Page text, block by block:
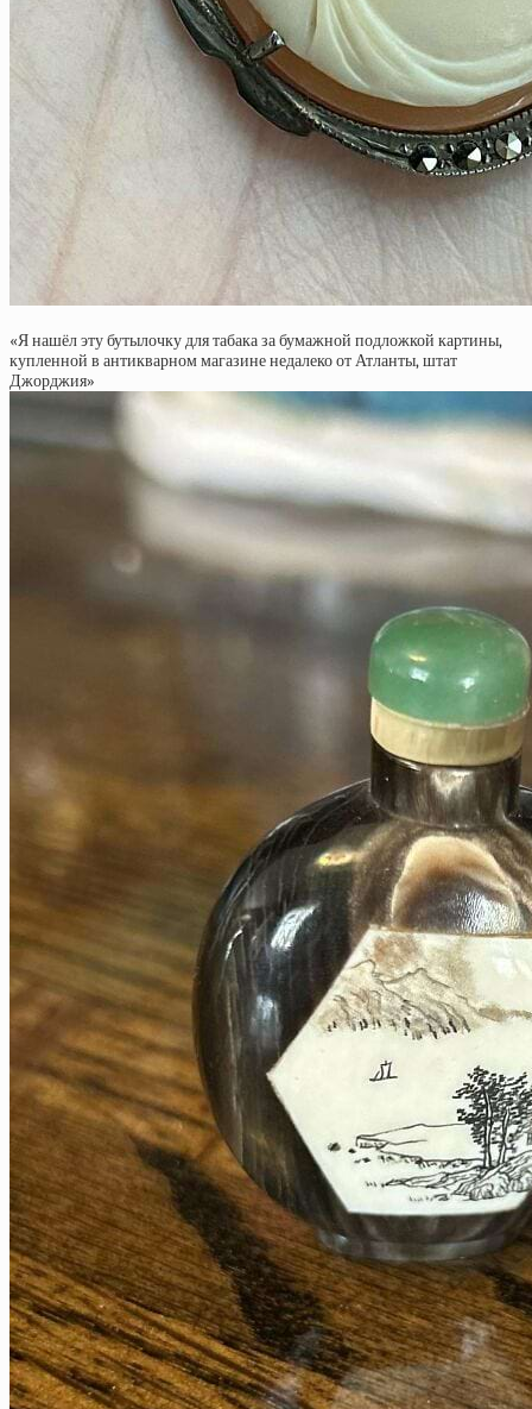
«Я нашёл эту бутылочку для табака за бумажной подложкой картины,
купленной в антикварном магазине недалеко от Атланты, штат
Джорджия»